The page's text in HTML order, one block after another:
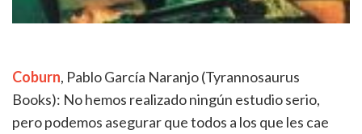
Coburn, Pablo García Naranjo (Tyrannosaurus
Books): No hemos realizado ningún estudio serio,
pero podemos asegurar que todos a los que les cae